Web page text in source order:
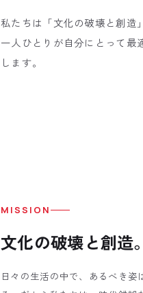
私たちは「文化の破壊と創造
一人ひとりが自分にとって最
します。
MISSION
文化の破壊と創造。
日々の生活の中で、あるべき姿